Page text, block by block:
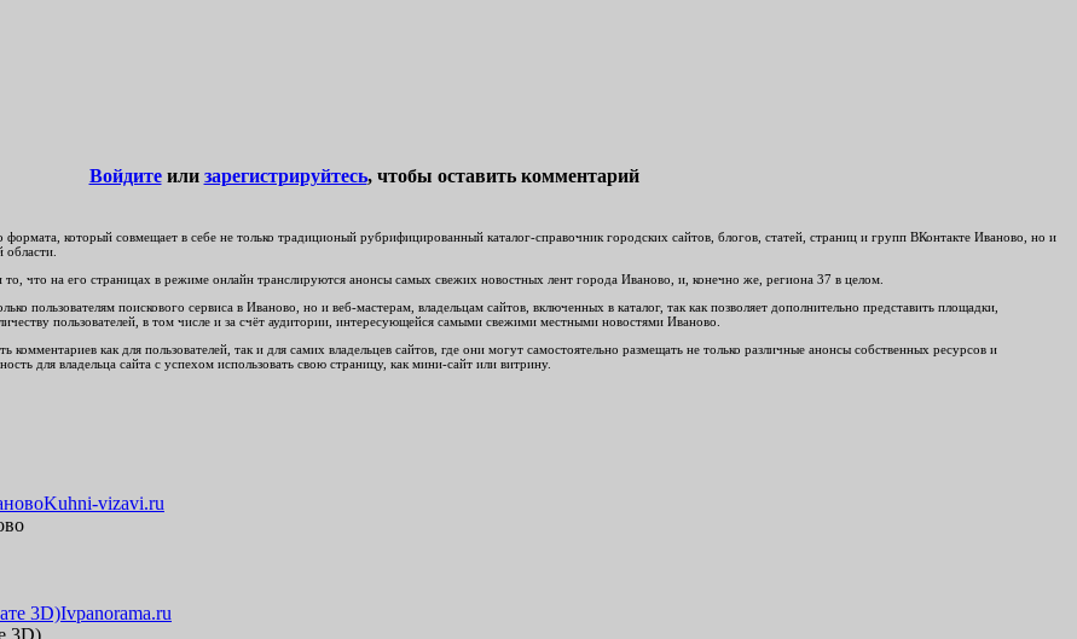
Войдитеили зарегистрируйтесь, чтобы оставить комментарий
который совмещает в себе не только традиционый рубрифицированный каталог-справочник городских сайтов, блогов, статей, страниц и групп ВКонтакте Иваново, но и
области.
то, что на его страницах в режиме онлайн транслируются анонсы самых свежих новостных лент города Иваново, и, конечно же, региона 37 в целом.
пользователям поискового сервиса в Иваново, но и веб-мастерам, владельцам сайтов, включенных в каталог, так как позволяет дополнительно представить площадки,
пользователей, в том числе и за счёт аудитории, интересующейся самыми свежими местными новостями Иваново.
как для пользователей, так и для самих владельцев сайтов, где они могут самостоятельно размещать не только различные анонсы собственных ресурсов и
для владельца сайта с успехом использовать свою страницу, как мини-сайт или витрину.
Kuhni-vizavi.ru
Ivpanorama.ru